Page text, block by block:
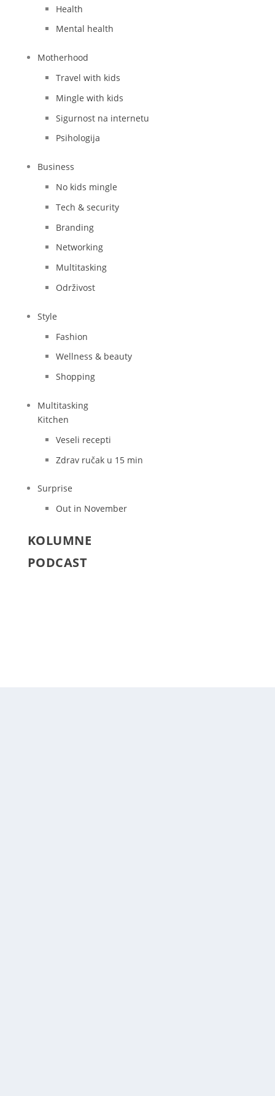
Health
Mental health
Motherhood
Travel with kids
Mingle with kids
Sigurnost na internetu
Psihologija
Business
No kids mingle
Tech & security
Branding
Networking
Multitasking
Održivost
Style
Fashion
Wellness & beauty
Shopping
Multitasking
Kitchen
Veseli recepti
Zdrav ručak u 15 min
Surprise
Out in November
KOLUMNE
PODCAST